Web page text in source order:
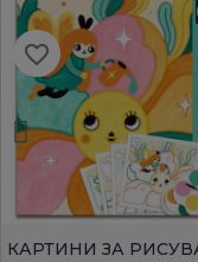
БЪРЗ ПРЕГЛЕД
КАРТИНИ ЗА
favorite_border